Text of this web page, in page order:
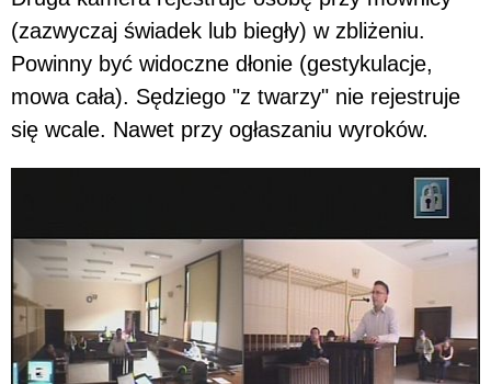
(zazwyczaj świadek lub biegły) w zbliżeniu.
Powinny być widoczne dłonie (gestykulacje,
mowa cała). Sędziego "z twarzy" nie rejestruje
się wcale. Nawet przy ogłaszaniu wyroków.